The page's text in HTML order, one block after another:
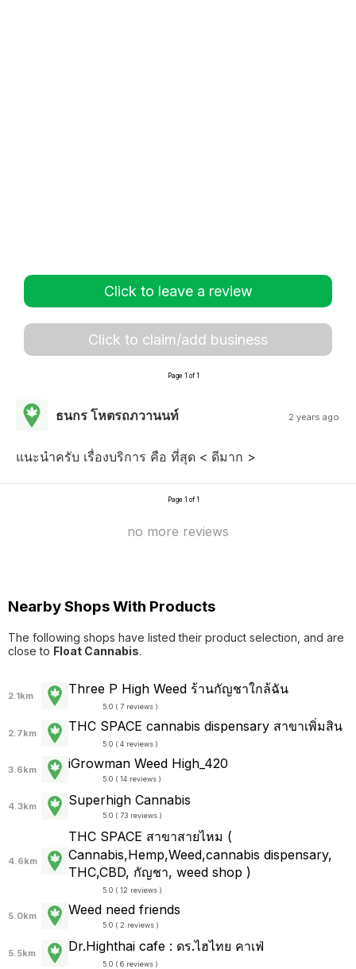
Click to leave a review
Click to claim/add business
Page 1 of 1
ธนกร โหตรถภวานนท์ 2 years ago
แนะนำครับ เรื่องบริการ คือ ที่สุด < ดีมาก >
Page 1 of 1
no more reviews
Nearby Shops With Products
The following shops have listed their product selection, and are
close to Float Cannabis.
2.1km Three P High Weed ร้านกัญชาใกล้ฉัน
5.0 ( 7 reviews )
2.7km THC SPACE cannabis dispensary สาขาเพิ่มสิน
5.0 ( 4 reviews )
3.6km iGrowman Weed High_420
5.0 ( 14 reviews )
4.3km Superhigh Cannabis
5.0 ( 73 reviews )
4.6km
THC SPACE สาขาสายไหม (
Cannabis,Hemp,Weed,cannabis dispensary,
THC,CBD, กัญชา, weed shop )
5.0 ( 12 reviews )
5.0km Weed need friends
5.0 ( 2 reviews )
5.5km Dr.Highthai cafe : ดร.ไฮไทย คาเฟ่
5.0 ( 6 reviews )